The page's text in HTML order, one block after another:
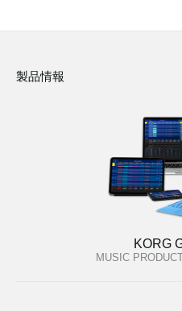
製品情報
KORG
MUSIC